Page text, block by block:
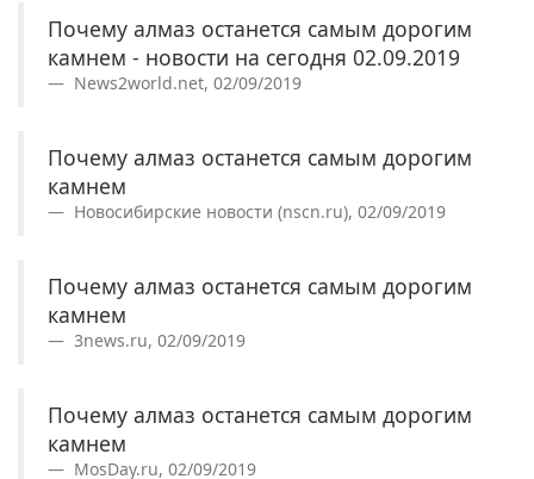
Почему алмаз останется самым дорогим
камнем - новости на сегодня 02.09.2019
News2world.net, 02/09/2019
Почему алмаз останется самым дорогим
камнем
Новосибирские новости (nscn.ru), 02/09/2019
Почему алмаз останется самым дорогим
камнем
3news.ru, 02/09/2019
Почему алмаз останется самым дорогим
камнем
MosDay.ru, 02/09/2019